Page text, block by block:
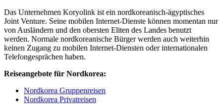
Das Unternehmen Koryolink ist ein nordkoreanisch-ägyptisches
Joint Venture. Seine mobilen Internet-Dienste können momentan nur
von Ausländern und den obersten Eliten des Landes benutzt
werden. Normale nordkoreanische Bürger werden auch weiterhin
keinen Zugang zu mobilen Internet-Diensten oder internationalen
Telefongesprächen haben.
Reiseangebote für Nordkorea:
Nordkorea Gruppenreisen
Nordkorea Privatreisen